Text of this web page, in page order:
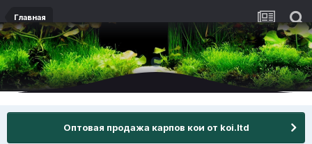
Главная
Оптовая продажа карпов кои от koi.ltd